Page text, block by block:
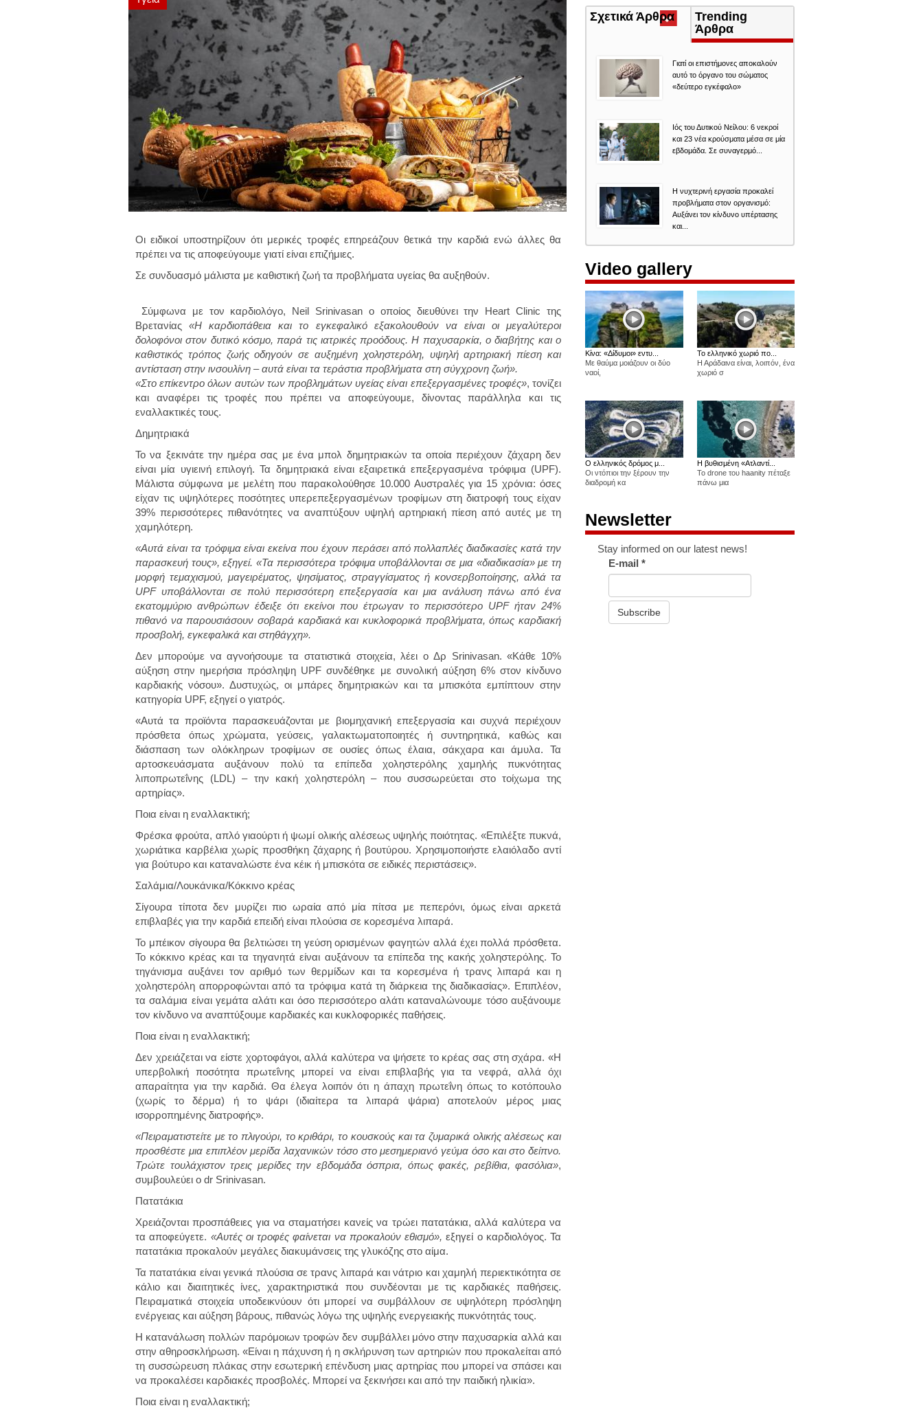
Οι ειδικοί υποστηρίζουν ότι μερικές τροφές επηρεάζουν θετικά την καρδιά ενώ άλλες θα
πρέπει να τις αποφεύγουμε γιατί είναι επιζήμιες.
Σε συνδυασμό μάλιστα με καθιστική ζωή τα προβλήματα υγείας θα αυξηθούν.
Σύμφωνα με τον καρδιολόγο, Neil Srinivasan ο οποίος διευθύνει την Heart Clinic της
Βρετανίας «Η καρδιοπάθεια και το εγκεφαλικό εξακολουθούν να είναι οι μεγαλύτεροι
δολοφόνοι στον δυτικό κόσμο, παρά τις ιατρικές προόδους. Η παχυσαρκία, ο διαβήτης και ο
καθιστικός τρόπος ζωής οδηγούν σε αυξημένη χοληστερόλη, υψηλή αρτηριακή πίεση και
αντίσταση στην ινσουλίνη – αυτά είναι τα τεράστια προβλήματα στη σύγχρονη ζωή».
«Στο επίκεντρο όλων αυτών των προβλημάτων υγείας είναι επεξεργασμένες τροφές», τονίζει
και αναφέρει τις τροφές που πρέπει να αποφεύγουμε, δίνοντας παράλληλα και τις
εναλλακτικές τους.
Δημητριακά
Το να ξεκινάτε την ημέρα σας με ένα μπολ δημητριακών τα οποία περιέχουν ζάχαρη δεν
είναι μία υγιεινή επιλογή. Τα δημητριακά είναι εξαιρετικά επεξεργασμένα τρόφιμα (UPF).
Μάλιστα σύμφωνα με μελέτη που παρακολούθησε 10.000 Αυστραλές για 15 χρόνια: όσες
είχαν τις υψηλότερες ποσότητες υπερεπεξεργασμένων τροφίμων στη διατροφή τους είχαν
39% περισσότερες πιθανότητες να αναπτύξουν υψηλή αρτηριακή πίεση από αυτές με τη
χαμηλότερη.
«Αυτά είναι τα τρόφιμα είναι εκείνα που έχουν περάσει από πολλαπλές διαδικασίες κατά την
παρασκευή τους», εξηγεί. «Τα περισσότερα τρόφιμα υποβάλλονται σε μια «διαδικασία» με τη
μορφή τεμαχισμού, μαγειρέματος, ψησίματος, στραγγίσματος ή κονσερβοποίησης, αλλά τα
UPF υποβάλλονται σε πολύ περισσότερη επεξεργασία και μια ανάλυση πάνω από ένα
εκατομμύριο ανθρώπων έδειξε ότι εκείνοι που έτρωγαν το περισσότερο UPF ήταν 24%
πιθανό να παρουσιάσουν σοβαρά καρδιακά και κυκλοφορικά προβλήματα, όπως καρδιακή
προσβολή, εγκεφαλικά και στηθάγχη».
Δεν μπορούμε να αγνοήσουμε τα στατιστικά στοιχεία, λέει ο Δρ Srinivasan. «Κάθε 10%
αύξηση στην ημερήσια πρόσληψη UPF συνδέθηκε με συνολική αύξηση 6% στον κίνδυνο
καρδιακής νόσου». Δυστυχώς, οι μπάρες δημητριακών και τα μπισκότα εμπίπτουν στην
κατηγορία UPF, εξηγεί ο γιατρός.
«Αυτά τα προϊόντα παρασκευάζονται με βιομηχανική επεξεργασία και συχνά περιέχουν
πρόσθετα όπως χρώματα, γεύσεις, γαλακτωματοποιητές ή συντηρητικά, καθώς και
διάσπαση των ολόκληρων τροφίμων σε ουσίες όπως έλαια, σάκχαρα και άμυλα. Τα
αρτοσκευάσματα αυξάνουν πολύ τα επίπεδα χοληστερόλης χαμηλής πυκνότητας
λιποπρωτεΐνης (LDL) – την κακή χοληστερόλη – που συσσωρεύεται στο τοίχωμα της
αρτηρίας».
Ποια είναι η εναλλακτική;
Φρέσκα φρούτα, απλό γιαούρτι ή ψωμί ολικής αλέσεως υψηλής ποιότητας. «Επιλέξτε πυκνά,
χωριάτικα καρβέλια χωρίς προσθήκη ζάχαρης ή βουτύρου. Χρησιμοποιήστε ελαιόλαδο αντί
για βούτυρο και καταναλώστε ένα κέικ ή μπισκότα σε ειδικές περιστάσεις».
Σαλάμια/Λουκάνικα/Κόκκινο κρέας
Σίγουρα τίποτα δεν μυρίζει πιο ωραία από μία πίτσα με πεπερόνι, όμως είναι αρκετά
επιβλαβές για την καρδιά επειδή είναι πλούσια σε κορεσμένα λιπαρά.
Το μπέικον σίγουρα θα βελτιώσει τη γεύση ορισμένων φαγητών αλλά έχει πολλά πρόσθετα.
Το κόκκινο κρέας και τα τηγανητά είναι αυξάνουν τα επίπεδα της κακής χοληστερόλης. Το
τηγάνισμα αυξάνει τον αριθμό των θερμίδων και τα κορεσμένα ή τρανς λιπαρά και η
χοληστερόλη απορροφώνται από τα τρόφιμα κατά τη διάρκεια της διαδικασίας». Επιπλέον,
τα σαλάμια είναι γεμάτα αλάτι και όσο περισσότερο αλάτι καταναλώνουμε τόσο αυξάνουμε
τον κίνδυνο να αναπτύξουμε καρδιακές και κυκλοφορικές παθήσεις.
Ποια είναι η εναλλακτική;
Δεν χρειάζεται να είστε χορτοφάγοι, αλλά καλύτερα να ψήσετε το κρέας σας στη σχάρα. «Η
υπερβολική ποσότητα πρωτεΐνης μπορεί να είναι επιβλαβής για τα νεφρά, αλλά όχι
απαραίτητα για την καρδιά. Θα έλεγα λοιπόν ότι η άπαχη πρωτεΐνη όπως το κοτόπουλο
(χωρίς το δέρμα) ή το ψάρι (ιδιαίτερα τα λιπαρά ψάρια) αποτελούν μέρος μιας
ισορροπημένης διατροφής».
«Πειραματιστείτε με το πλιγούρι, το κριθάρι, το κουσκούς και τα ζυμαρικά ολικής αλέσεως και
προσθέστε μια επιπλέον μερίδα λαχανικών τόσο στο μεσημεριανό γεύμα όσο και στο δείπνο.
Τρώτε τουλάχιστον τρεις μερίδες την εβδομάδα όσπρια, όπως φακές, ρεβίθια, φασόλια»,
συμβουλεύει ο dr Srinivasan.
Πατατάκια
Χρειάζονται προσπάθειες για να σταματήσει κανείς να τρώει πατατάκια, αλλά καλύτερα να
τα αποφεύγετε. «Αυτές οι τροφές φαίνεται να προκαλούν εθισμό», εξηγεί ο καρδιολόγος. Τα
πατατάκια προκαλούν μεγάλες διακυμάνσεις της γλυκόζης στο αίμα.
Τα πατατάκια είναι γενικά πλούσια σε τρανς λιπαρά και νάτριο και χαμηλή περιεκτικότητα σε
κάλιο και διαιτητικές ίνες, χαρακτηριστικά που συνδέονται με τις καρδιακές παθήσεις.
Πειραματικά στοιχεία υποδεικνύουν ότι μπορεί να συμβάλλουν σε υψηλότερη πρόσληψη
ενέργειας και αύξηση βάρους, πιθανώς λόγω της υψηλής ενεργειακής πυκνότητάς τους.
Η κατανάλωση πολλών παρόμοιων τροφών δεν συμβάλλει μόνο στην παχυσαρκία αλλά και
στην αθηροσκλήρωση. «Είναι η πάχυνση ή η σκλήρυνση των αρτηριών που προκαλείται από
τη συσσώρευση πλάκας στην εσωτερική επένδυση μιας αρτηρίας που μπορεί να σπάσει και
να προκαλέσει καρδιακές προσβολές. Μπορεί να ξεκινήσει και από την παιδική ηλικία».
Ποια είναι η εναλλακτική;
Σχετικά Άρθρα (ενεργή
καρτέλα)
Trending
Άρθρα
Γιατί οι επιστήμονες αποκαλούν
αυτό το όργανο του σώματος
«δεύτερο εγκέφαλο»
Ιός του Δυτικού Νείλου: 6 νεκροί
και 23 νέα κρούσματα μέσα σε μία
εβδομάδα. Σε συναγερμό...
Η νυχτερινή εργασία προκαλεί
προβλήματα στον οργανισμό:
Αυξάνει τον κίνδυνο υπέρτασης
και...
Video gallery
Κίνα: «Δίδυμοι» εντυ...
Με θαύμα μοιάζουν οι δύο
ναοί,
Το ελληνικό χωριό πο...
Η Αράδαινα είναι, λοιπόν, ένα
χωριό σ
Ο ελληνικός δρόμος μ...
Οι ντόπιοι την ξέρουν την
διαδρομή κα
Η βυθισμένη «Ατλαντί...
Το drone του haanity πέταξε
πάνω μια
Newsletter
Stay informed on our latest news!
E-mail*
Subscribe